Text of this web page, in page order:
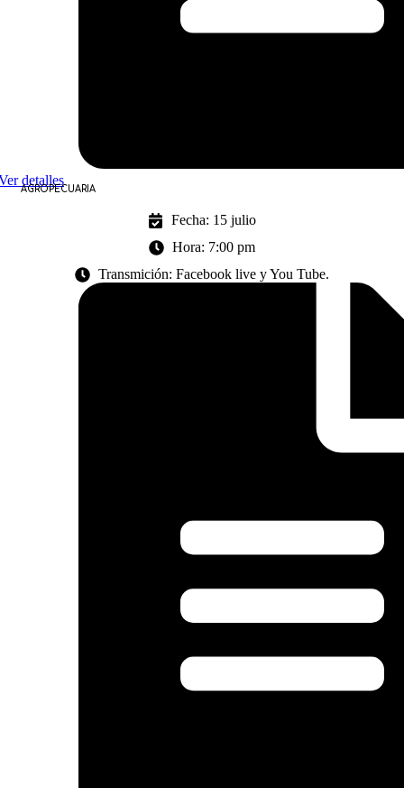
detalles
AGROPECUARIA
Fecha: 15 julio
Hora: 7:00 pm
Transmición: Facebook live y You Tube.